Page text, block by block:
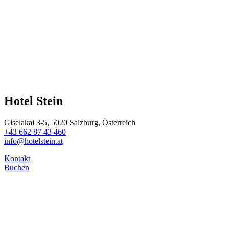
Hotel Stein
Giselakai 3-5, 5020 Salzburg, Österreich
+43 662 87 43 460
info@hotelstein.at
Kontakt
Buchen